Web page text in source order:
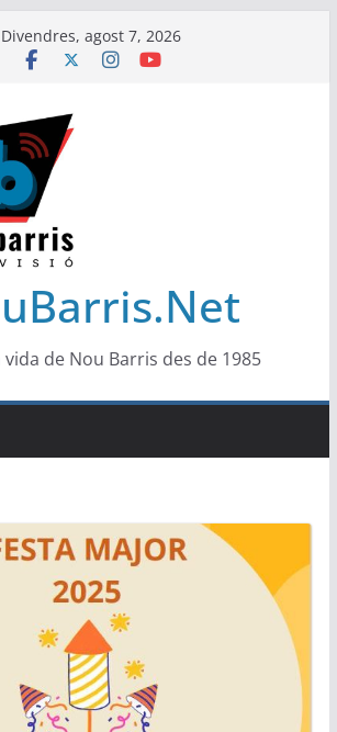
Divendres, agost 7, 2026
vida de Nou Barris des de 1985